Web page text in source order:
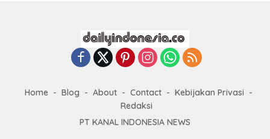
Home Blog About Contact
Kebijakan Privasi
Redaksi
PT KANAL INDONESIA NEWS